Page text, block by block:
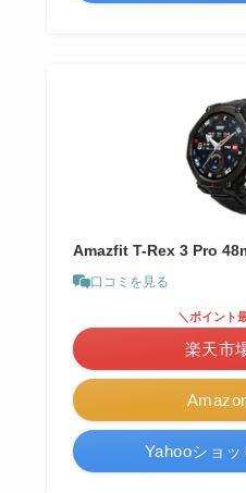
Amazfit T-Rex 3 Pro
口コミを見る
＼ポイント
楽天市
Yahooショ